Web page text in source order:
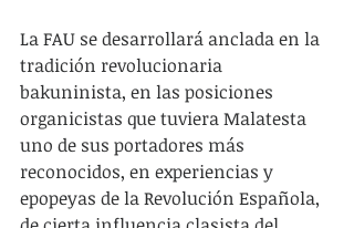
La FAU se desarrollará anclada en la
tradición revolucionaria
bakuninista, en las posiciones
organicistas que tuviera Malatesta
uno de sus portadores más
reconocidos, en experiencias y
epopeyas de la Revolución Española,